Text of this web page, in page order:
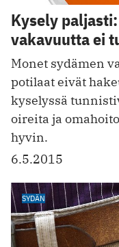
Kysely
vakavuutta ei
Monet sydämen
potilaat eivät
kyselyssä
oireita ja
hyvin.
6.5.2015
SYDÄN